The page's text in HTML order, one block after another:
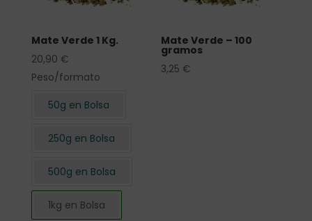
Mate Verde 1 Kg.
20,90 €
Peso/formato
50g en Bolsa
250g en Bolsa
500g en Bolsa
1kg en Bolsa
Mate Verde – 100
gramos
3,25 €